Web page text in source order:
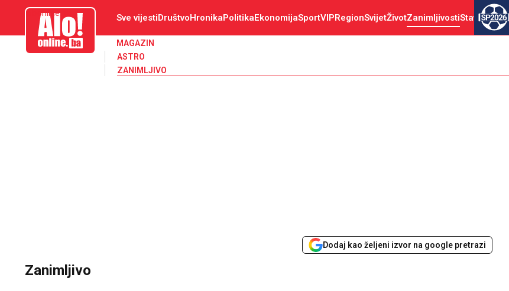
aloonline.ba Sve vijestiDruštvoHronikaPolitikaEkonomijaSportVIPRegionSvijetŽivotZanimljivostiStav SP2026
MAGAZIN
ASTRO
ZANIMLJIVO
Dodaj kao željeni izvor na google pretrazi
Zanimljivo